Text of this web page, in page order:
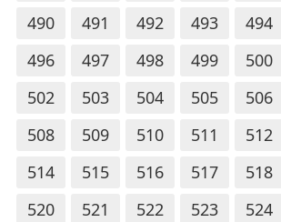
490
491 492 493 494
496
497 498 499 500
502
503 504 505 506
508
509 510 511 512
514
515 516 517 518
520
521 522 523 524